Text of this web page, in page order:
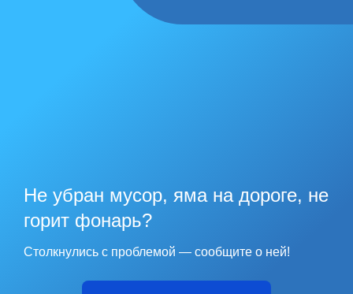
Не убран мусор, яма на дороге, не
горит фонарь?
Столкнулись с проблемой — сообщите о ней!